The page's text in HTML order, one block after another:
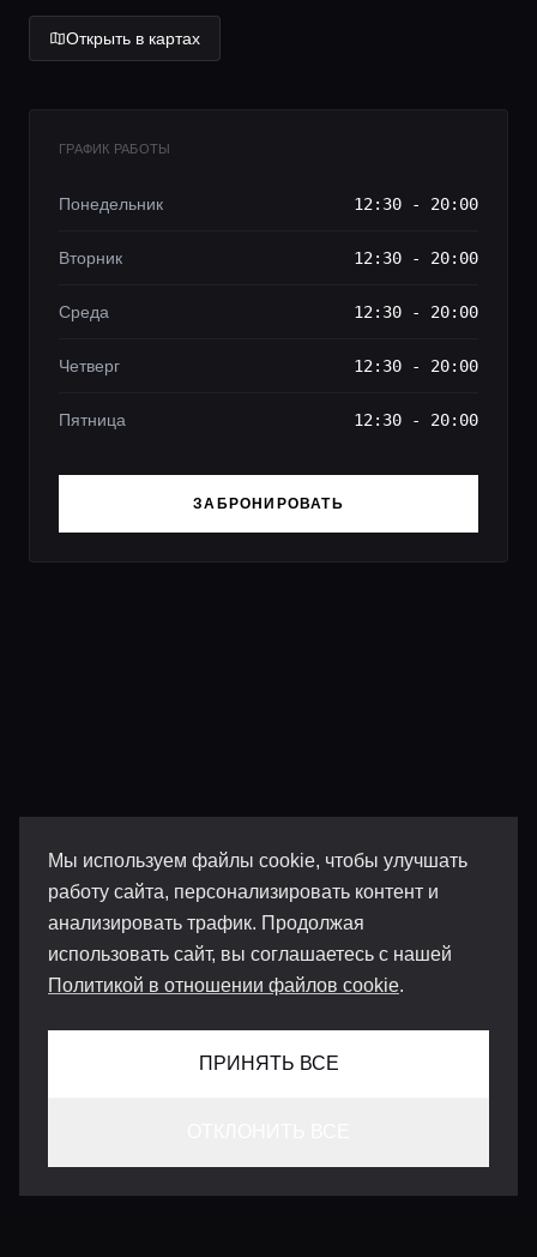
Мы используем файлы cookie, чтобы улучшать
работу сайта, персонализировать контент и
анализировать трафик. Продолжая
использовать сайт, вы соглашаетесь с нашей
Политикой в отношении файлов cookie.
ПРИНЯТЬ ВСЕ
Открыть в картах
ГРАФИК РАБОТЫ
Понедельник 12:30 - 20:00
Вторник 12:30 - 20:00
Среда 12:30 - 20:00
Четверг 12:30 - 20:00
Пятница 12:30 - 20:00
ЗАБРОНИРОВАТЬ